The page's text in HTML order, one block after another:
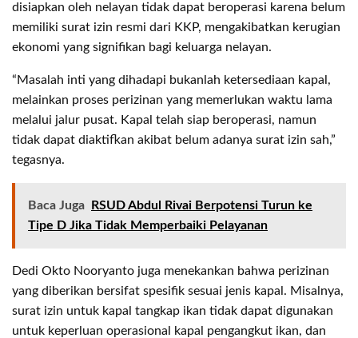
disiapkan oleh nelayan tidak dapat beroperasi karena belum
memiliki surat izin resmi dari KKP, mengakibatkan kerugian
ekonomi yang signifikan bagi keluarga nelayan.
“Masalah inti yang dihadapi bukanlah ketersediaan kapal,
melainkan proses perizinan yang memerlukan waktu lama
melalui jalur pusat. Kapal telah siap beroperasi, namun
tidak dapat diaktifkan akibat belum adanya surat izin sah,”
tegasnya.
Baca Juga
RSUD Abdul Rivai Berpotensi Turun ke
Tipe D Jika Tidak Memperbaiki Pelayanan
Dedi Okto Nooryanto juga menekankan bahwa perizinan
yang diberikan bersifat spesifik sesuai jenis kapal. Misalnya,
surat izin untuk kapal tangkap ikan tidak dapat digunakan
untuk keperluan operasional kapal pengangkut ikan, dan